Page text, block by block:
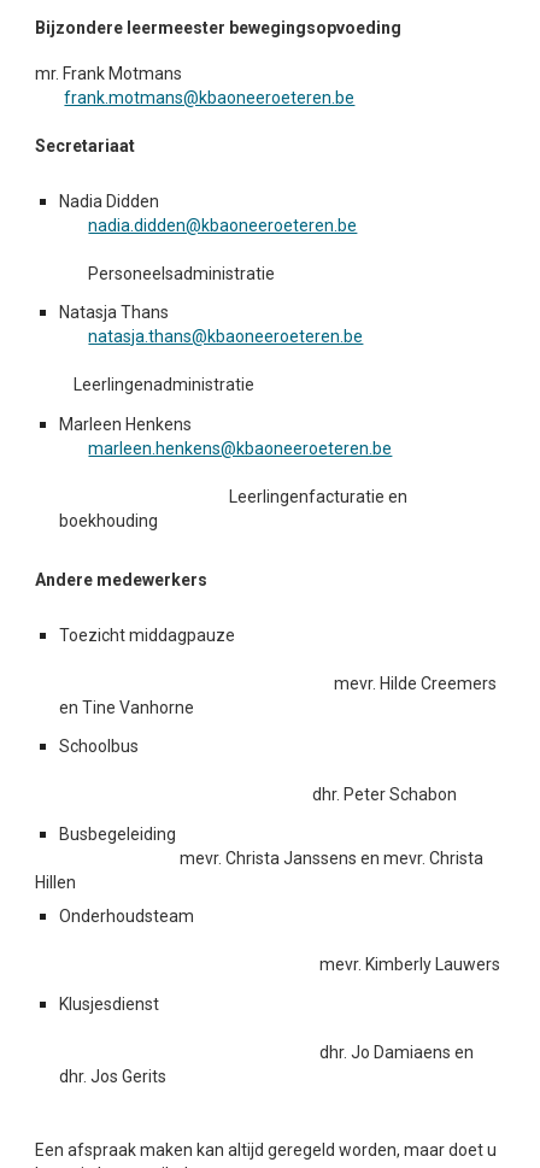
Bijzondere leermeester bewegingsopvoeding
mr. Frank Motmans
frank.motmans@kbaoneeroeteren.be
Secretariaat
Nadia Didden
nadia.didden@kbaoneeroeteren.be
Personeelsadministratie
Natasja Thans
natasja.thans@kbaoneeroeteren.be
Leerlingenadministratie
Marleen Henkens
marleen.henkens@kbaoneeroeteren.be
Leerlingenfacturatie en
boekhouding
Andere medewerkers
Toezicht middagpauze
mevr.Hilde Creemers
en Tine Vanhorne
Schoolbus
dhr. Peter Schabon
Busbegeleiding
mevr. Christa Janssens en mevr. Christa
Hillen
Onderhoudsteam
mevr. Kimberly Lauwers
Klusjesdienst
dhr.Jo Damiaens en
dhr. Jos Gerits
Een afspraak maken kan altijd geregeld worden, maar doet u